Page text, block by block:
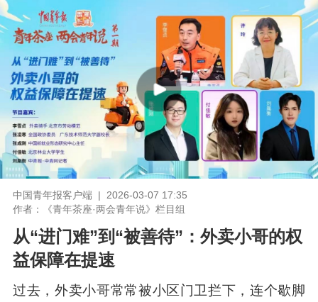
中国青年报客户端 | 2026-03-07 17:35
作者：《青年茶座·两会青年说》栏目组
从“进门难”到“被善待”：外卖小哥的权
益保障在提速
过去，外卖小哥常常被小区门卫拦下，连个歇脚